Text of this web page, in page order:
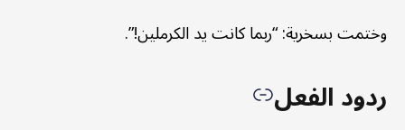
وختمت بسخرية: “ربما كانت يد الكرملين!”.
ردود الفعل